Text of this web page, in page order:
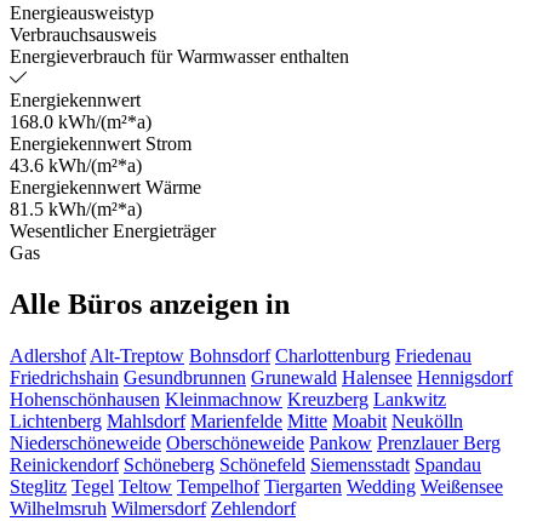
Energieausweistyp
Verbrauchsausweis
Energieverbrauch für Warmwasser enthalten
Energiekennwert
168.0 kWh/(m²*a)
Energiekennwert Strom
43.6 kWh/(m²*a)
Energiekennwert Wärme
81.5 kWh/(m²*a)
Wesentlicher Energieträger
Gas
Alle Büros anzeigen in
Adlershof Alt-Treptow Bohnsdorf Charlottenburg Friedenau
Friedrichshain Gesundbrunnen Grunewald Halensee Hennigsdorf
Hohenschönhausen Kleinmachnow Kreuzberg Lankwitz
Lichtenberg Mahlsdorf Marienfelde Mitte Moabit Neukölln
Niederschöneweide Oberschöneweide Pankow Prenzlauer Berg
Reinickendorf Schöneberg Schönefeld Siemensstadt Spandau
Steglitz Tegel Teltow Tempelhof Tiergarten Wedding Weißensee
Wilhelmsruh Wilmersdorf Zehlendorf